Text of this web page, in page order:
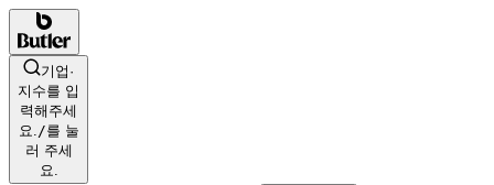
기업·
지수를 입
력해주세
요./를 눌
러 주세
요.